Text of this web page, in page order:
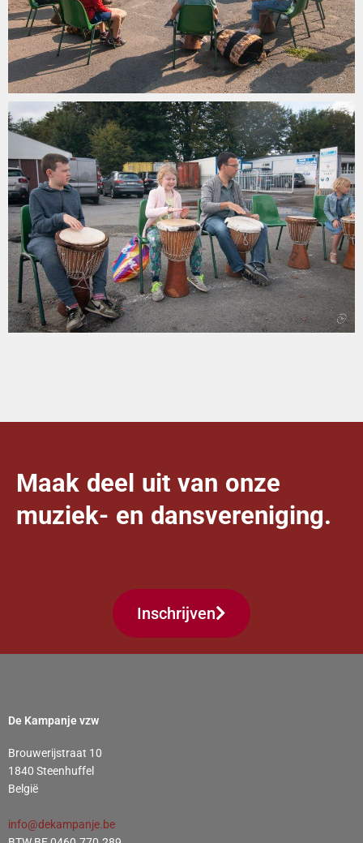
Maak deel uit van onze
muziek- en dansvereniging.
Inschrijven
De Kampanje vzw
Brouwerijstraat 10
1840 Steenhuffel
België
info@dekampanje.be